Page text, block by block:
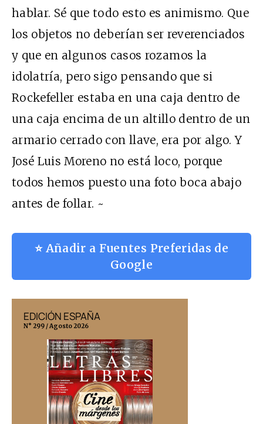
hablar. Sé que todo esto es animismo. Que
los objetos no deberían ser reverenciados
y que en algunos casos rozamos la
idolatría, pero sigo pensando que si
Rockefeller estaba en una caja dentro de
una caja encima de un altillo dentro de un
armario cerrado con llave, era por algo. Y
José Luis Moreno no está loco, porque
todos hemos puesto una foto boca abajo
antes de follar. ~
⭐ Añadir a Fuentes Preferidas de
Google
EDICIÓN ESPAÑA
N° 299 / Agosto 2026